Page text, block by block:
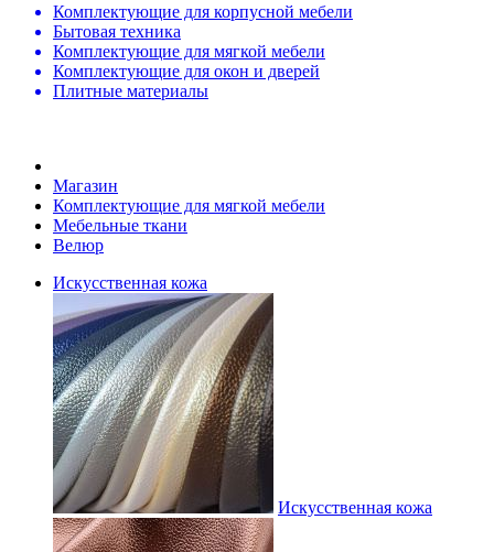
Комплектующие для корпусной мебели
Бытовая техника
Комплектующие для мягкой мебели
Комплектующие для окон и дверей
Плитные материалы
Магазин
Комплектующие для мягкой мебели
Мебельные ткани
Велюр
Искусственная кожа
Искусственная кожа